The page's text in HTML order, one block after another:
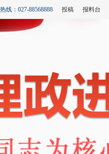
线：027-88568888 投稿 报料台